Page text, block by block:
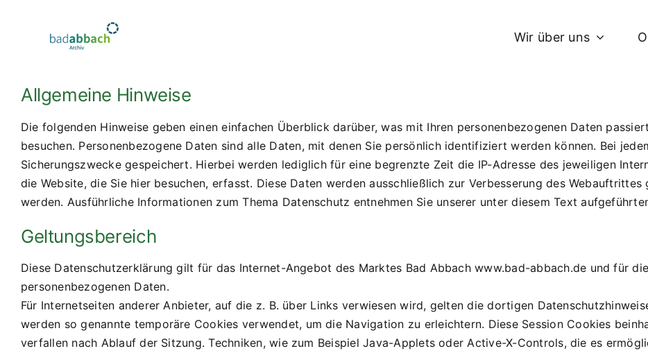
Wir über uns
Allgemeine Hinweise
Die folgenden Hinweise geben einen einfachen Überblick darüber, was mit Ihren personenbezogenen Daten
besuchen. Personenbezogene Daten sind alle Daten, mit denen Sie persönlich identifiziert werden können. Bei
Sicherungszwecke gespeichert. Hierbei werden lediglich für eine begrenzte Zeit die IP-Adresse des jeweiligen
die Website, die Sie hier besuchen, erfasst. Diese Daten werden ausschließlich zur Verbesserung des
werden. Ausführliche Informationen zum Thema Datenschutz entnehmen Sie unserer unter diesem Text
Geltungsbereich
Diese Datenschutzerklärung gilt für das Internet-Angebot des Marktes Bad Abbach www.bad-abbach.de und für
personenbezogenen Daten.
Für Internetseiten anderer Anbieter, auf die z. B. über Links verwiesen wird, gelten die dortigen
werden so genannte temporäre Cookies verwendet, um die Navigation zu erleichtern. Diese Session Cookies
verfallen nach Ablauf der Sitzung. Techniken, wie zum Beispiel Java-Applets oder Active-X-Controls, die es